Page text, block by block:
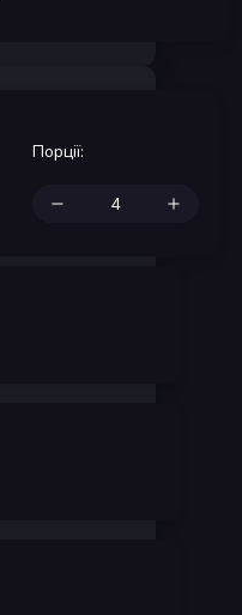
Порції: